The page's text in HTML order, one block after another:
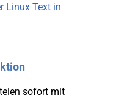
Linux Text in
sofort mit